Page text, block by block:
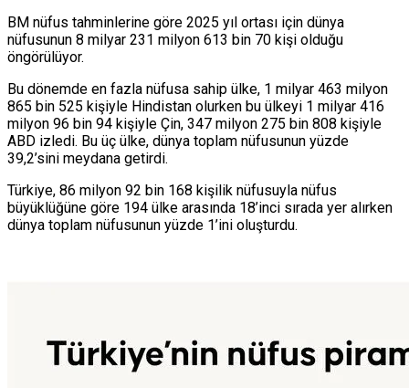
BM nüfus tahminlerine göre 2025 yıl ortası için dünya
nüfusunun 8 milyar 231 milyon 613 bin 70 kişi olduğu
öngörülüyor.
Bu dönemde en fazla nüfusa sahip ülke, 1 milyar 463 milyon
865 bin 525 kişiyle Hindistan olurken bu ülkeyi 1 milyar 416
milyon 96 bin 94 kişiyle Çin, 347 milyon 275 bin 808 kişiyle
ABD izledi. Bu üç ülke, dünya toplam nüfusunun yüzde
39,2’sini meydana getirdi.
Türkiye, 86 milyon 92 bin 168 kişilik nüfusuyla nüfus
büyüklüğüne göre 194 ülke arasında 18’inci sırada yer alırken
dünya toplam nüfusunun yüzde 1’ini oluşturdu.